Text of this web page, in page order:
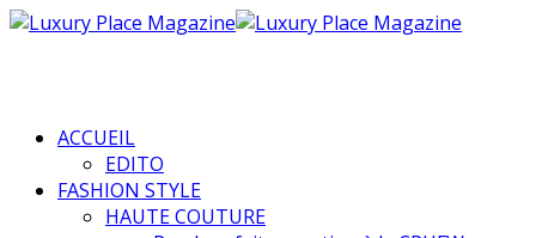
ACCUEIL
EDITO
FASHION STYLE
HAUTE COUTURE